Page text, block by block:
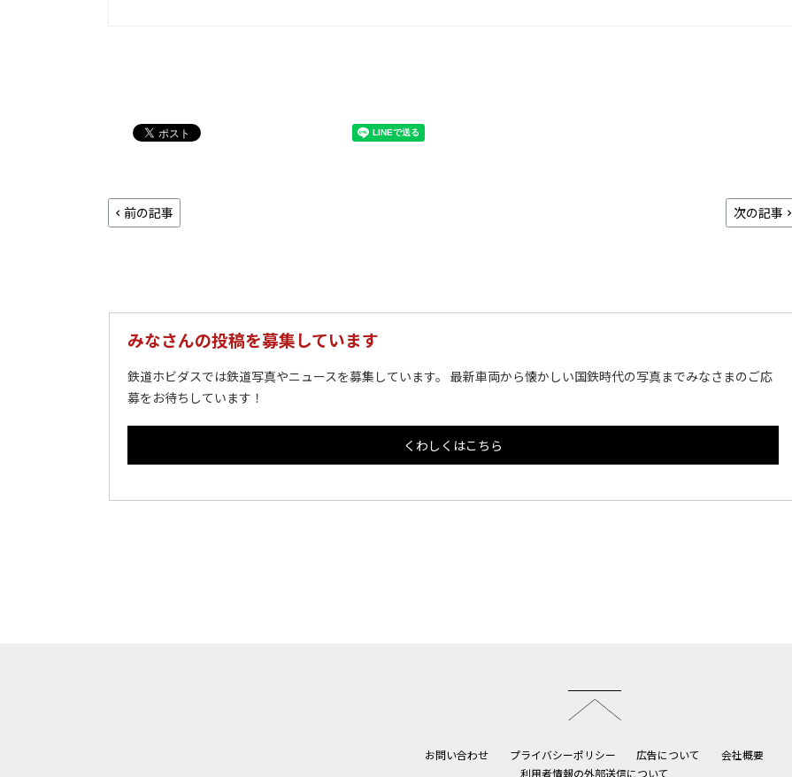
前の記事 次の記事
みなさんの投稿を募集しています
鉄道ホビダスでは鉄道写真やニュースを募集しています。 最新車両から懐かしい国鉄時代の写真までみなさまのご応
募をお待ちしています！
くわしくはこちら
お問い合わせ プライバシーポリシー 広告について
会社概要
利用者情報の外部送信について